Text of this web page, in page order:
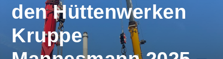
den Hüttenwerken
Kruppe